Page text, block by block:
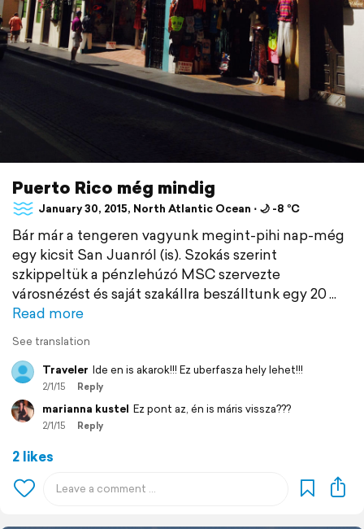
Puerto Rico még mindig
January 30, 2015, North Atlantic Ocean ⋅ 🌙 -8 °C
Bár már a tengeren vagyunk megint-pihi nap-még
egy kicsit San Juanról (is). Szokás szerint
szkippeltük a pénzlehúzó MSC szervezte
városnézést és saját szakállra beszálltunk egy 20
Read more
See translation
Traveler Ide en is akarok!!! Ez uberfasza hely lehet!!!
2/1/15 Reply
marianna kustel Ez pont az, én is máris vissza???
2/1/15 Reply
2 likes